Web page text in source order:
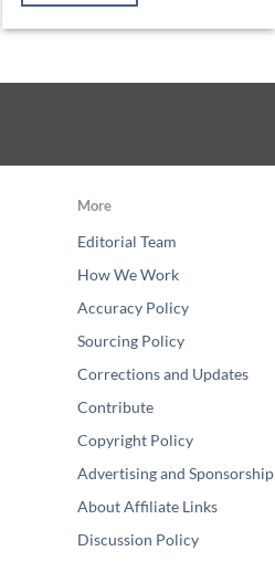
More
Editorial Team
How We Work
Accuracy Policy
Sourcing Policy
Corrections and Updates
Contribute
Copyright Policy
Advertising and Sponsorship
About Affiliate Links
Discussion Policy